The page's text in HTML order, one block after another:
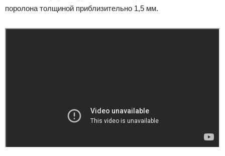
поролона толщиной приблизительно 1,5 мм.